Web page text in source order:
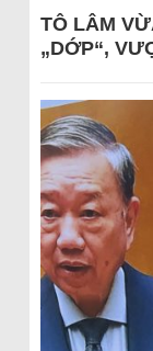
TÔ LÂM
„DỚP“,